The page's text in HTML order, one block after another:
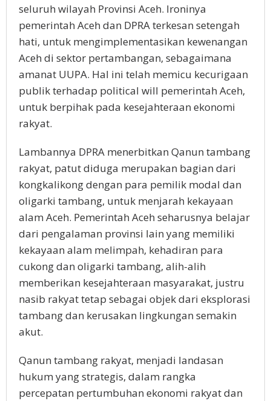
seluruh wilayah Provinsi Aceh. Ironinya
pemerintah Aceh dan DPRA terkesan setengah
hati, untuk mengimplementasikan kewenangan
Aceh di sektor pertambangan, sebagaimana
amanat UUPA. Hal ini telah memicu kecurigaan
publik terhadap political will pemerintah Aceh,
untuk berpihak pada kesejahteraan ekonomi
rakyat.
Lambannya DPRA menerbitkan Qanun tambang
rakyat, patut diduga merupakan bagian dari
kongkalikong dengan para pemilik modal dan
oligarki tambang, untuk menjarah kekayaan
alam Aceh. Pemerintah Aceh seharusnya belajar
dari pengalaman provinsi lain yang memiliki
kekayaan alam melimpah, kehadiran para
cukong dan oligarki tambang, alih-alih
memberikan kesejahteraan masyarakat, justru
nasib rakyat tetap sebagai objek dari eksplorasi
tambang dan kerusakan lingkungan semakin
akut.
Qanun tambang rakyat, menjadi landasan
hukum yang strategis, dalam rangka
percepatan pertumbuhan ekonomi rakyat dan